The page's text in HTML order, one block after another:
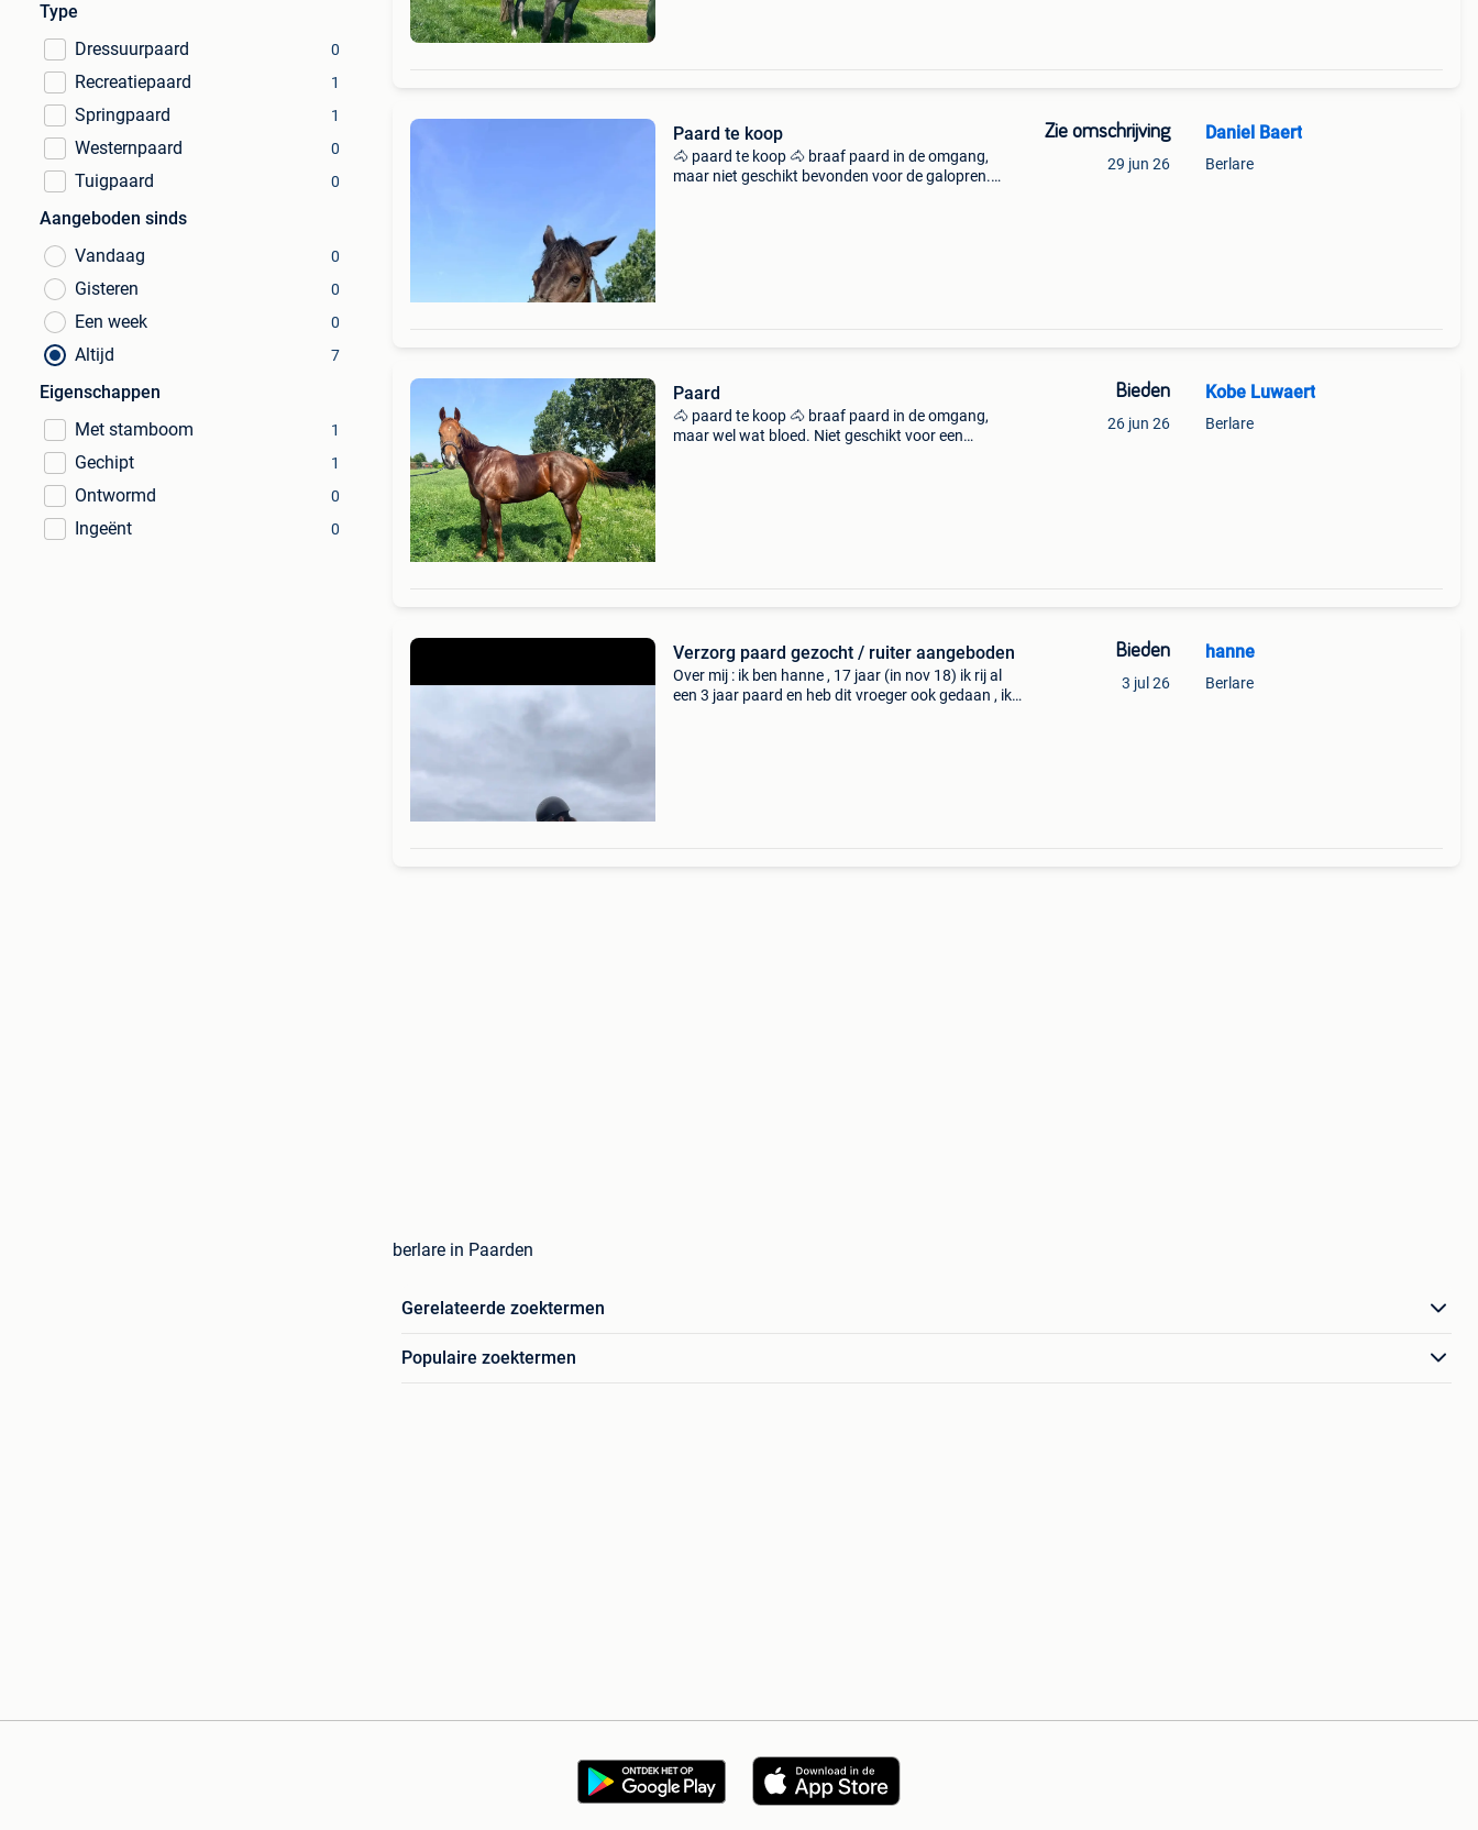
Type
Dressuurpaard
0
Recreatiepaard 1
Springpaard 1
Westernpaard 0
Tuigpaard 0
Aangeboden sinds
Vandaag
0
Gisteren 0
Een week 0
Altijd 7
Eigenschappen
Met stamboom
1
Gechipt 1
Ontwormd 0
Ingeënt 0
Paard te koop
🐴 paard te koop 🐴 braaf paard in de omgang,
maar niet geschikt bevonden voor de galopren.
Zie omschrijving
29 jun 26
Daniel Baert
Berlare
Paard
🐴 paard te koop 🐴 braaf paard in de omgang,
maar wel wat bloed. Niet geschikt voor een
Bieden
26 jun 26
Kobe Luwaert
Berlare
Verzorg paard gezocht / ruiter aangeboden
Over mij : ik ben hanne , 17 jaar (in nov 18) ik rij al
een 3 jaar paard en heb dit vroeger ook gedaan , ik
Bieden
3 jul 26
hanne
Berlare
berlare in Paarden
Gerelateerde zoektermen
Populaire zoektermen